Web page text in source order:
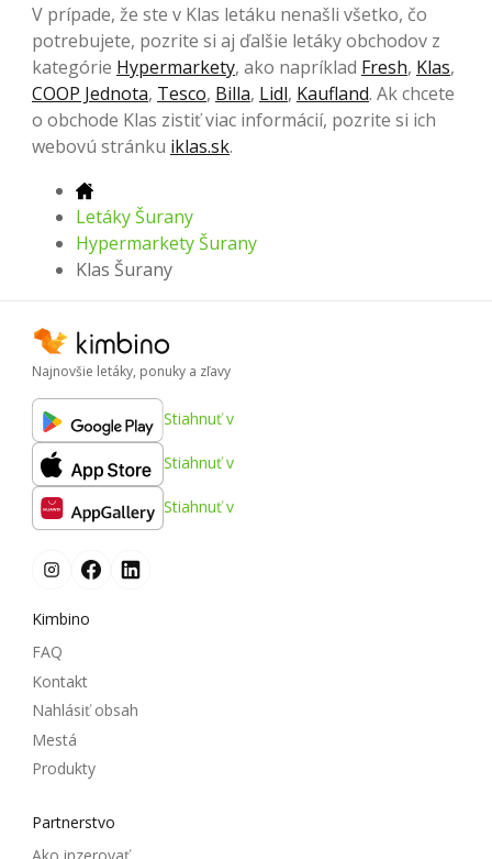
V prípade, že ste v Klas letáku nenašli všetko, čo
potrebujete, pozrite si aj ďalšie letáky obchodov z
kategórie Hypermarkety, ako napríklad Fresh, Klas,
COOP Jednota, Tesco, Billa, Lidl, Kaufland. Ak chcete
o obchode Klas zistiť viac informácií, pozrite si ich
webovú stránku iklas.sk.
Letáky Šurany
Hypermarkety Šurany
Klas Šurany
Najnovšie letáky, ponuky a zľavy
Stiahnuť v
Stiahnuť v
Stiahnuť v
Kimbino
FAQ
Kontakt
Nahlásiť obsah
Mestá
Produkty
Partnerstvo